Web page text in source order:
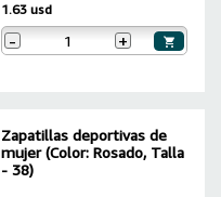
1.63 usd
- +
Zapatillas deportivas de
mujer (Color: Rosado, Talla
- 38)